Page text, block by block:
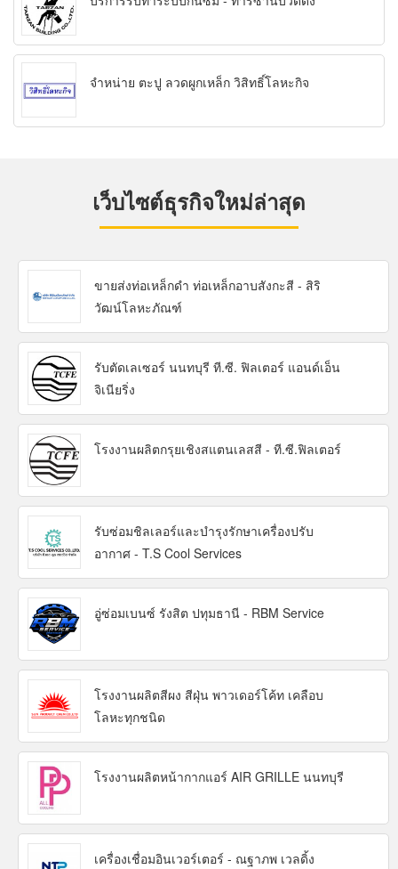
จำหน่าย ตะปู ลวดผูกเหล็ก วิสิทธิ์โลหะกิจ
เว็บไซต์ธุรกิจใหม่ล่าสุด
ขายส่งท่อเหล็กดำ ท่อเหล็กอาบสังกะสี - สิริ
วัฒน์โลหะภัณฑ์
รับตัดเลเซอร์ นนทบุรี ที.ซี. ฟิลเตอร์ แอนด์เอ็น
จิเนียริ่ง
โรงงานผลิตกรุยเชิงสแตนเลสสี - ที.ซี.ฟิลเตอร์
รับซ่อมชิลเลอร์และบำรุงรักษาเครื่องปรับ
อากาศ - T.S Cool Services
อู่ซ่อมเบนซ์ รังสิต ปทุมธานี - RBM Service
โรงงานผลิตสีผง สีฝุ่น พาวเดอร์โค้ท เคลือบ
โลหะทุกชนิด
โรงงานผลิตหน้ากากแอร์ AIR GRILLE นนทบุรี
เครื่องเชื่อมอินเวอร์เตอร์ - ณฐาภพ เวลดิ้ง